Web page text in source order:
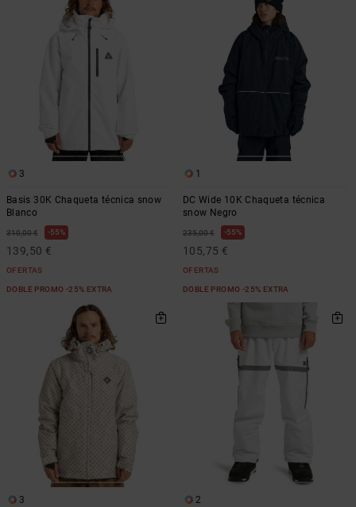
3
Basis 30K Chaqueta técnica snow
Blanco
310,00 € 55%
139,50 €
OFERTAS
DOBLE PROMO -25% EXTRA
1
DC Wide 10K Chaqueta técnica
snow Negro
235,00 € 55%
105,75 €
OFERTAS
DOBLE PROMO -25% EXTRA
3 2